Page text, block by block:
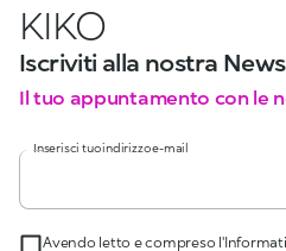
KIKO
Iscriviti alla nostra
Il tuo appuntamento con le
Inserisci tuo indirizzo e-mail
Avendo letto e compreso